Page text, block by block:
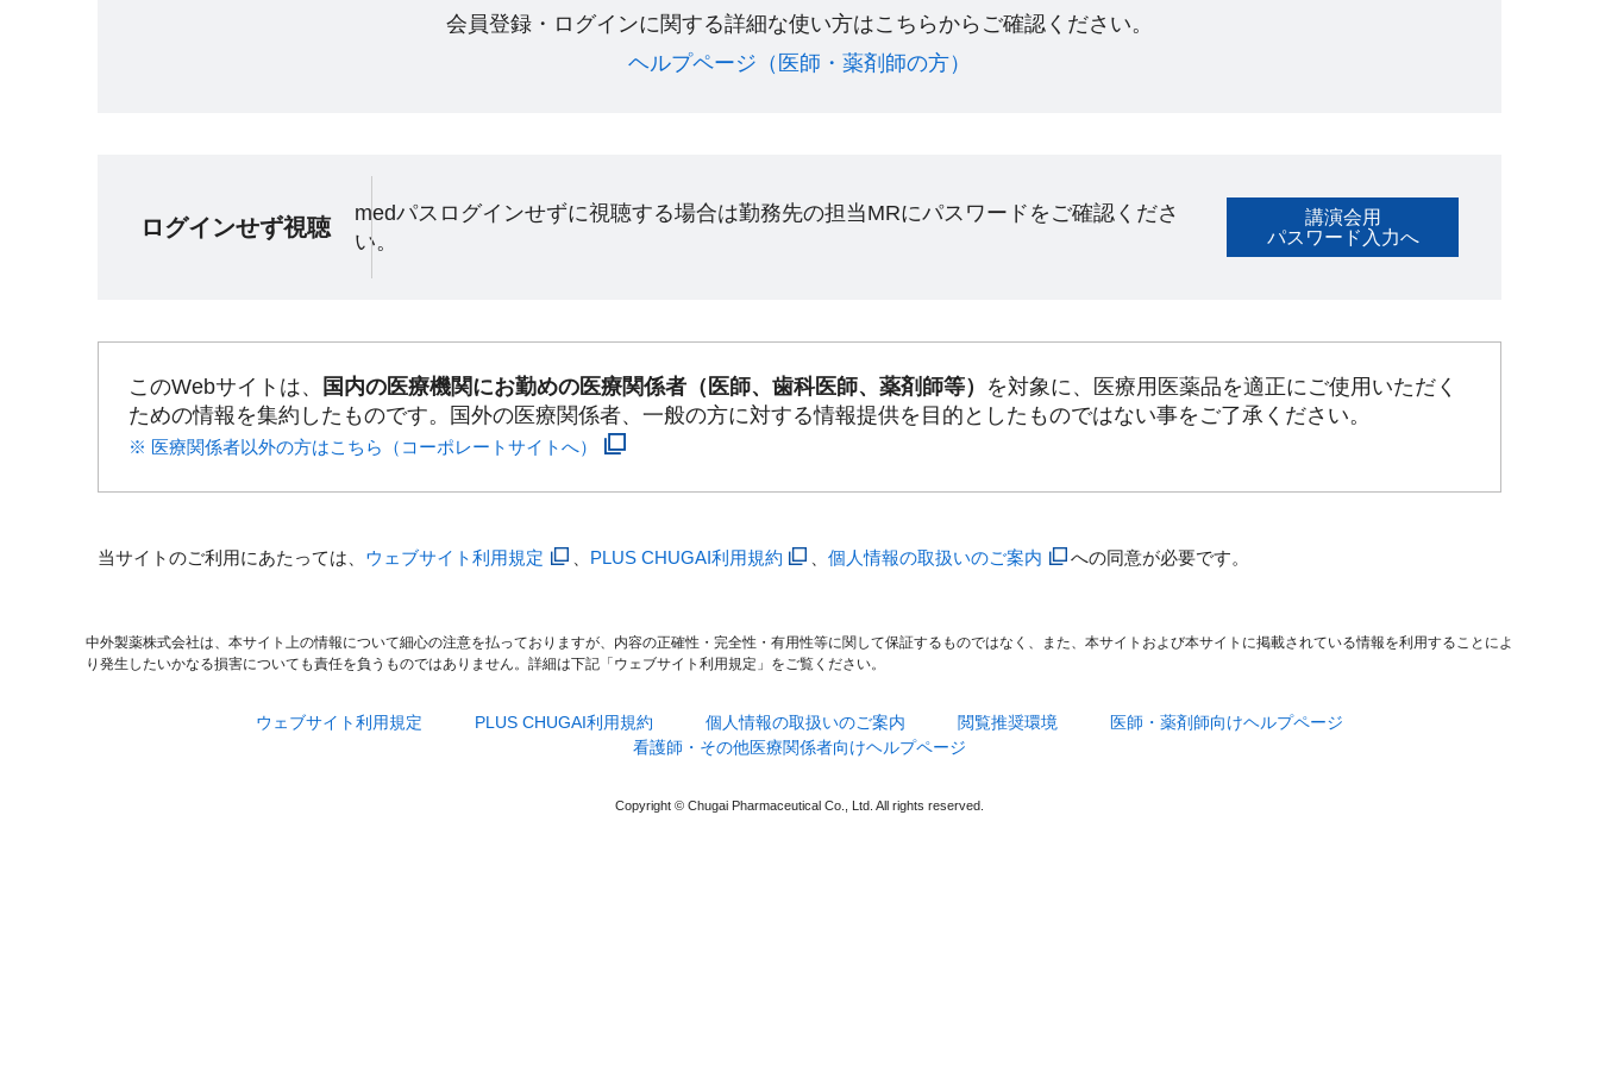
会員登録・ログインに関する詳細な使い方はこちらからご確認ください。​
ヘルプページ（医師・薬剤師の方）​
ログインせず視聴
medパスログインせずに視聴する場合は勤務先の担当MRにパスワードをご確認くださ
い。
講演会用
パスワード入力へ
このWebサイトは、 国内の医療機関にお勤めの医療関係者（医師、歯科医師、薬剤師等） を対象に、医療用医薬品を適正にご使用いただく
ための情報を集約したものです。国外の医療関係者、一般の方に対する情報提供を目的としたものではない事をご了承ください。
※ 医療関係者以外の方はこちら（コーポレートサイトへ）
当サイトのご利用にあたっては、 ウェブサイト利用規定 PLUS CHUGAI利用規約 、個人情報の取扱いのご案内 への同意が必要です。
中外製薬株式会社は、本サイト上の情報について細心の注意を払っておりますが、内容の正確性・完全性・有用性等に関して保証するものではなく、また、本サイトおよび本サイトに掲載されている情報を利用することによ
り発生したいかなる損害についても責任を負うものではありません。詳細は下記「ウェブサイト利用規定」をご覧ください。
ウェブサイト利用規定 PLUS CHUGAI利用規約 個人情報の取扱いのご案内 閲覧推奨環境
医師・薬剤師向けヘルプページ
看護師・その他医療関係者向けヘルプページ
Copyright © Chugai Pharmaceutical Co., Ltd. All rights reserved.